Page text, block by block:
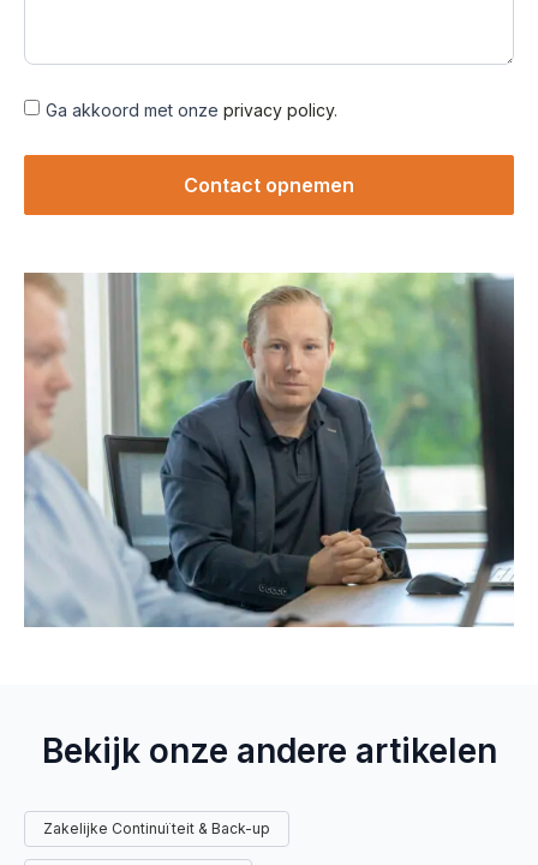
Ga akkoord met onze privacy policy.
Contact opnemen
Bekijk onze andere artikelen
Zakelijke Continuïteit & Back-up